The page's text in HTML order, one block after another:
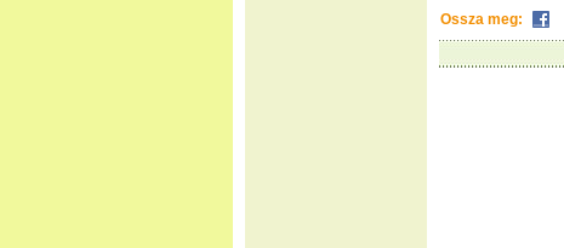
Ossza meg: